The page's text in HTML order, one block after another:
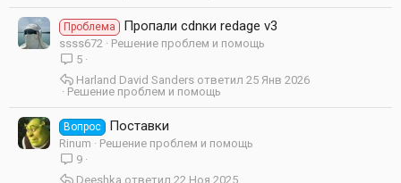
Проблема Пропали cdnки redage v3
ssss672
Решение проблем и помощь
5
Решение проблем и помощь
25 Янв 2026
Harland David Sanders
Вопрос Поставки
Rinum
Решение проблем и помощь
9
22 Ноя 2025
Deeshka